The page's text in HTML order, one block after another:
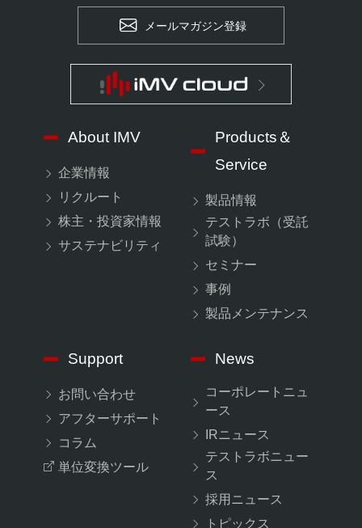
メールマガジン登録
About IMV
企業情報
リクルート
株主・投資家情報
サステナビリティ
Products＆
Service
製品情報
テストラボ（受託
試験）
セミナー
事例
製品メンテナンス
Support
お問い合わせ
アフターサポート
コラム
単位変換ツール
News
コーポレートニュ
ース
IRニュース
テストラボニュー
ス
採用ニュース
トピックス